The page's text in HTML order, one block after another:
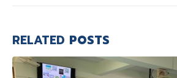
RELATED POSTS